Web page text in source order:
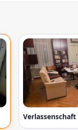
Verlassenschaft